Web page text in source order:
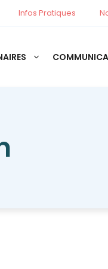
Infos Pratiques